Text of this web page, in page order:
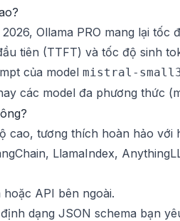
Ollama PRO mang lại
tiên (TTFT) và tốc độ sinh
của model mistral-
các model đa phương thức
cao, tương thích hoàn hảo
LlamaIndex,
API bên ngoài.
dạng JSON schema bạn